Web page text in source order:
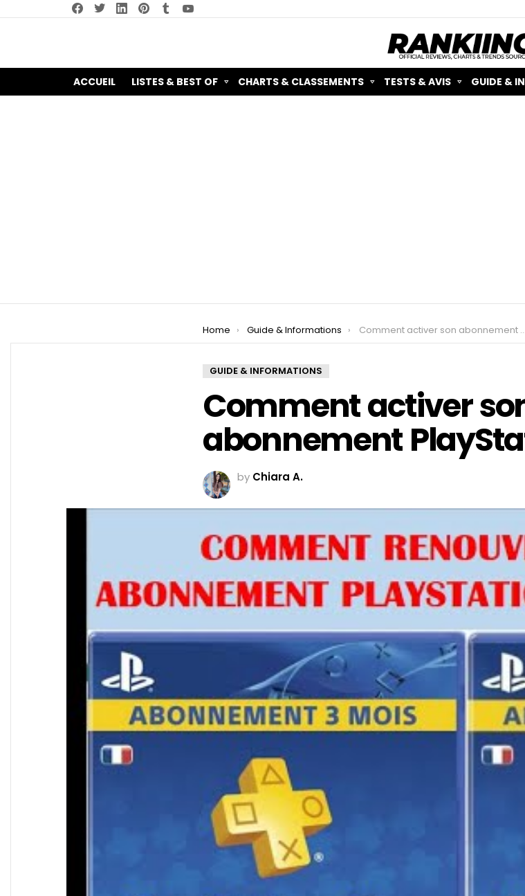
facebooktwitterlinkedin pinterest
ACCUEIL LISTES & BEST OF CHARTS & CLASSEMENTS TESTS & AVIS GUIDE &
You are here:
Home Guide & Informations Comment activer son abonnement PlayStation Plus ?
GUIDE & INFORMATIONS
Comment activer
abonnement
by Chiara A.